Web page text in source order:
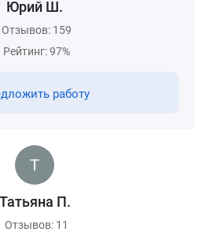
Юрий Ш.
Отзывов: 159
Рейтинг: 97%
работу
Татьяна П.
Отзывов: 11